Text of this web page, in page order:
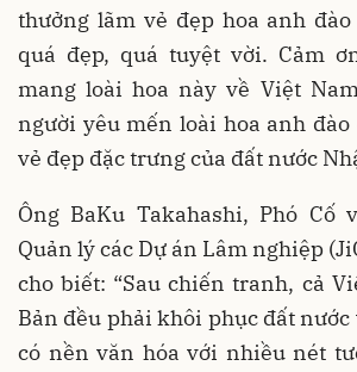
thưởng lãm vẻ đẹp hoa anh
quá đẹp, quá tuyệt vời. Cảm
mang loài hoa này về Việt
người yêu mến loài hoa anh
vẻ đẹp đặc trưng của đất nước
Ông BaKu Takahashi, Phó Cố
Quản lý các Dự án Lâm nghiệp
cho biết: “Sau chiến tranh, cả
Bản đều phải khôi phục đất nước
có nền văn hóa với nhiều nét